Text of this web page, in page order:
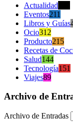
Actualidad
Eventos211
Libros y Guías
Ocio312
Producto215
Recetas de
Salud144
Tecnología151
Viajes89
Archivo de
Archivo de Entradas